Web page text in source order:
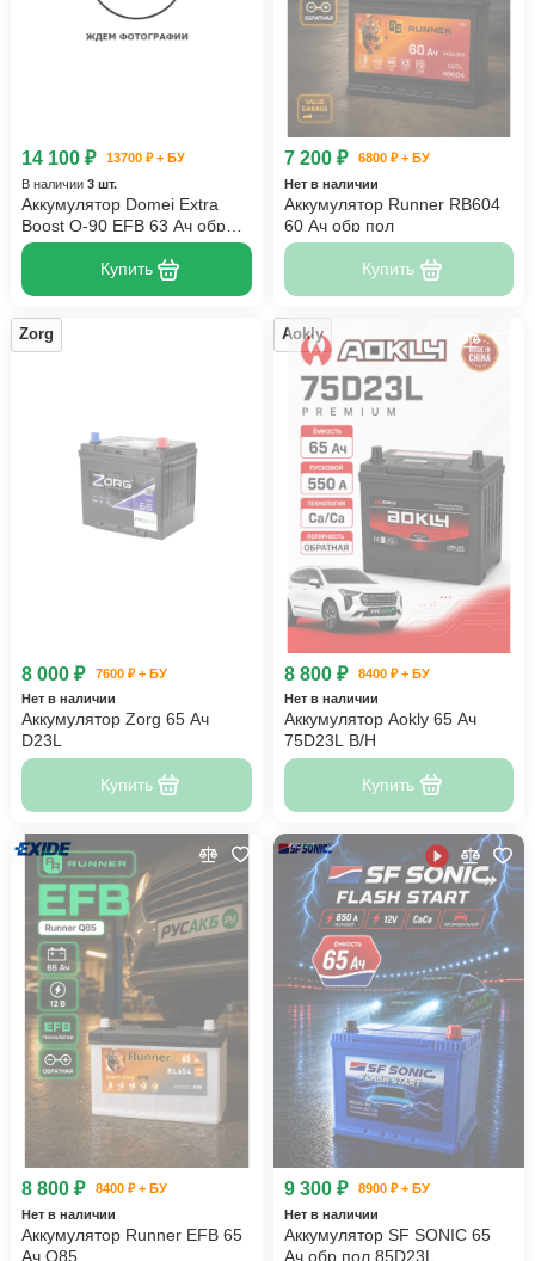
14 100 ₽
13700 ₽ + БУ
В наличии 3 шт.
Аккумулятор Domei Extra
Boost Q-90 EFB 63 Ач обр
пол
Купить
7 200 ₽
6800 ₽ + БУ
Нет в наличии
Аккумулятор Runner RB604
60 Ач обр пол
Купить
Zorg
8 000 ₽
7600 ₽ + БУ
Нет в наличии
Аккумулятор Zorg 65 Ач
D23L
Купить
Aokly
8 800 ₽
8400 ₽ + БУ
Нет в наличии
Аккумулятор Aokly 65 Ач
75D23L B/H
Купить
8 800 ₽
8400 ₽ + БУ
Нет в наличии
Аккумулятор Runner EFB 65
Ач Q85
9 300 ₽
8900 ₽ + БУ
Нет в наличии
Аккумулятор SF SONIC 65
Ач обр пол 85D23L